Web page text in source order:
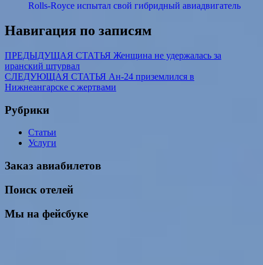
Rolls-Royce испытал свой гибридный авиадвигатель
Навигация по записям
ПРЕДЫДУЩАЯ СТАТЬЯ Женщина не удержалась за
иранский штурвал
СЛЕДУЮЩАЯ СТАТЬЯ Ан-24 приземлился в
Нижнеангарске с жертвами
Рубрики
Статьи
Услуги
Заказ авиабилетов
Поиск отелей
Мы на фейсбуке